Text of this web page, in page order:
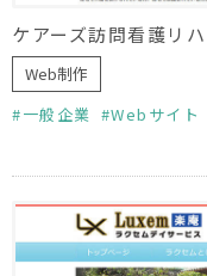
Web制作
一般企業
Webサイト